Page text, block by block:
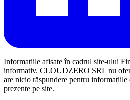
Informațiile afișate în cadrul site-ului
informativ. CLOUDZERO SRL nu
are nicio răspundere pentru informațiile
prezente pe site.